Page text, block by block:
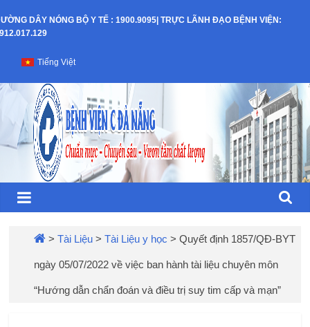
to
DÂY NÓNG BỘ Y TẾ : 1900.9095| TRỰC LÃNH ĐẠO BỆNH VIỆN:
Bệnh
Viện
C
TP
Đà
Nẵng
Tiếng Việt
>Tài Liệu >Tài Liệu y học >Quyết định 1857/QĐ-BYT
ngày 05/07/2022 về việc ban hành tài liệu chuyên môn
“Hướng dẫn chẩn đoán và điều trị suy tim cấp và mạn”